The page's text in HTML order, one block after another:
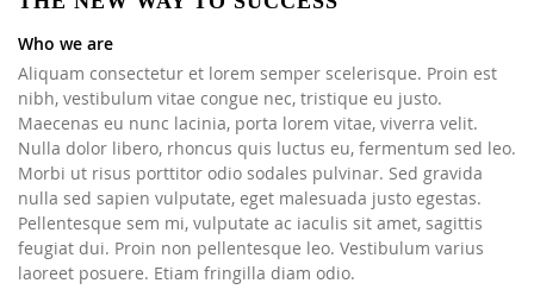
Who we are
Aliquam consectetur et lorem semper scelerisque. Proin est
nibh, vestibulum vitae congue nec, tristique eu justo.
Maecenas eu nunc lacinia, porta lorem vitae, viverra velit.
Nulla dolor libero, rhoncus quis luctus eu, fermentum sed leo.
Morbi ut risus porttitor odio sodales pulvinar. Sed gravida
nulla sed sapien vulputate, eget malesuada justo egestas.
Pellentesque sem mi, vulputate ac iaculis sit amet, sagittis
feugiat dui. Proin non pellentesque leo. Vestibulum varius
laoreet posuere. Etiam fringilla diam odio.